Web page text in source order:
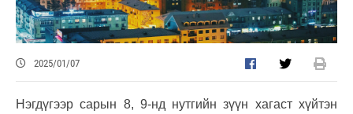
2025/01/07
Нэгдүгээр сарын 8, 9-нд нутгийн зүүн хагаст хүйтэн